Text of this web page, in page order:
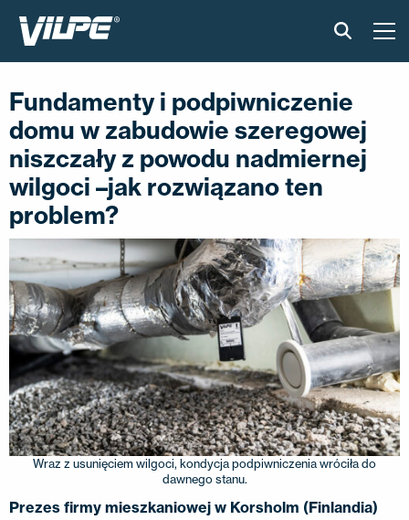
VILPE SENSE
CICHA KUCHNIA
ROZWIĄZANIA
KATALOGI I INSTRUKCJE
AKTUALNOŚCI
O FIRMIE
KONTAKT
EN FI USA PL SV SV-FI LT LV ET UK RU
Fundamenty i podpiwniczenie
domu w zabudowie szeregowej
niszczały z powodu nadmiernej
wilgoci –jak rozwiązano ten
problem?
Wraz z usunięciem wilgoci, kondycja podpiwniczenia wróciła do
dawnego stanu.
Prezes firmy mieszkaniowej w Korsholm (Finlandia)